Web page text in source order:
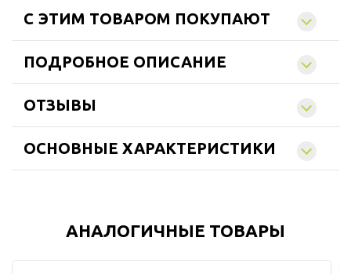
C ЭТИМ ТОВАРОМ ПОКУПАЮТ
ПОДРОБНОЕ ОПИСАНИЕ
ОТЗЫВЫ
ОСНОВНЫЕ ХАРАКТЕРИСТИКИ
АНАЛОГИЧНЫЕ ТОВАРЫ